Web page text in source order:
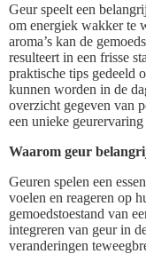
Geur speelt een
om energiek wakker te
aroma’s kan de
resulteert in een frisse
praktische tips gedeeld
kunnen worden in de
overzicht gegeven van
een unieke
Waarom geur
Geuren spelen een
voelen en reageren op
gemoedstoestand van
integreren van geur in
veranderingen